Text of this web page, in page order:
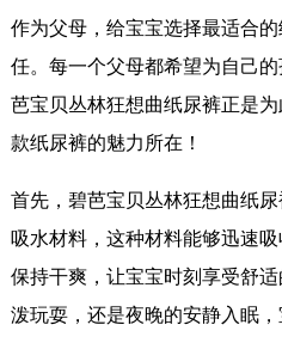
作为父母，给宝宝选择最适合
任。每一个父母都希望为自己
芭宝贝丛林狂想曲纸尿裤正是
款纸尿裤的魅力所在！
首先，碧芭宝贝丛林狂想曲纸
吸水材料，这种材料能够迅速
保持干爽，让宝宝时刻享受舒
泼玩耍，还是夜晚的安静入眠